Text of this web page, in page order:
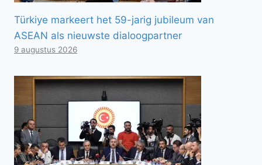
Türkiye markeert het 59-jarig jubileum van
ASEAN als nieuwste dialoogpartner
9 augustus 2026